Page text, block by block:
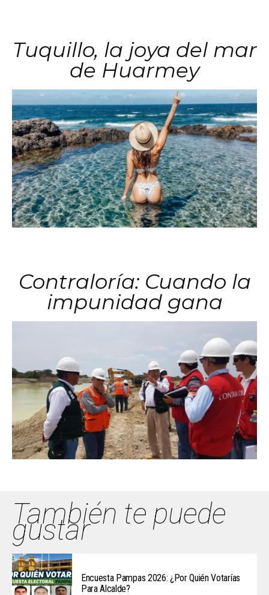
Tuquillo, la joya del mar
de Huarmey
Contraloría: Cuando la
impunidad gana
También te puede
gustar
Encuesta Pampas 2026: ¿Por Quién Votarías
Para Alcalde?